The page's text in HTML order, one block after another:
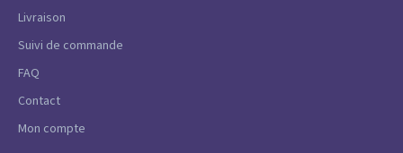
Livraison
Suivi de commande
FAQ
Contact
Mon compte